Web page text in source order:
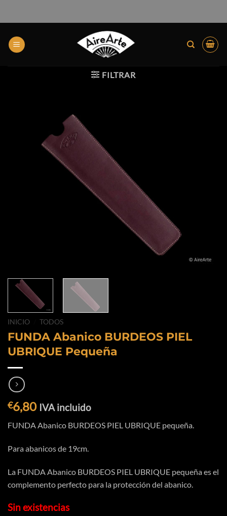
FILTRAR
INICIO TODOS
FUNDA Abanico BURDEOS PIEL
UBRIQUE Pequeña
€6,80 IVA incluido
FUNDA Abanico BURDEOS PIEL UBRIQUE pequeña.
Para abanicos de 19cm.
La FUNDA Abanico BURDEOS PIEL UBRIQUE pequeña es el
complemento perfecto para la protección del abanico.
Sin existencias